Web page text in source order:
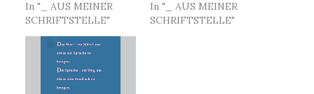
In "_ AUS MEINER
SCHRIFTSTELLE"
In "_ AUS MEINER
SCHRIFTSTELLE"